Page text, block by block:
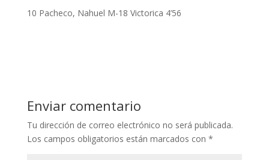
10 Pacheco, Nahuel M-18 Victorica 4’56
Enviar comentario
Tu dirección de correo electrónico no será publicada.
Los campos obligatorios están marcados con *